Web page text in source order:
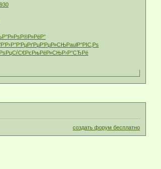
Р®Р»РёР°
Р‘РµРґРµР‘РµР»СЊPaulР°РІС‚Рѕ
РџСѓС€РєРњРёР»СЊР›Р°СЂРё
создать форум бесплатно